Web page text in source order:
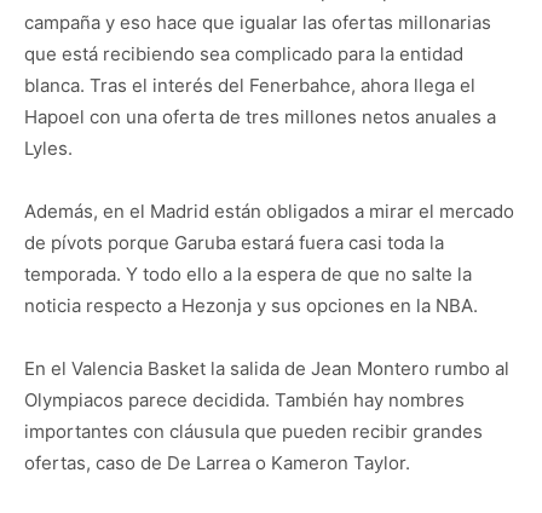
campaña y eso hace que igualar las ofertas millonarias
que está recibiendo sea complicado para la entidad
blanca. Tras el interés del Fenerbahce, ahora llega el
Hapoel con una oferta de tres millones netos anuales a
Lyles.
Además, en el Madrid están obligados a mirar el mercado
de pívots porque Garuba estará fuera casi toda la
temporada. Y todo ello a la espera de que no salte la
noticia respecto a Hezonja y sus opciones en la NBA.
En el Valencia Basket la salida de Jean Montero rumbo al
Olympiacos parece decidida. También hay nombres
importantes con cláusula que pueden recibir grandes
ofertas, caso de De Larrea o Kameron Taylor.